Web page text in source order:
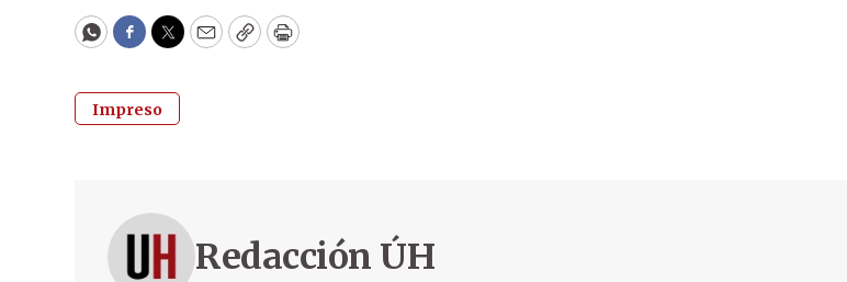
WhatsApp
Facebook
Twitter
EmailCopyPrint
Impreso
Redacción ÚH